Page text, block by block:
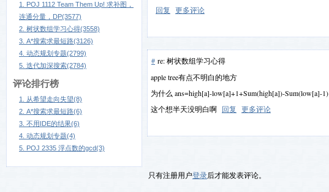
1. POJ 1112 Team Them Up! 求补图，
连通分量，DP(3577)
2. 树状数组学习心得(3558)
3. A*搜索求最短路(3126)
4. 动态规划专题(2799)
5. 迭代加深搜索(2784)
评论排行榜
1. 从希望走向失望(8)
2. A*搜索求最短路(6)
3. 不用IDE的结果(6)
4. 动态规划专题(4)
5. POJ 2335 浮点数的gcd(3)
回复 更多评论
# re: 树状数组学习心得
apple tree有点不明白的地方
为什么 ans=high[a]-low[a]+1+Sum(high[a])-Sum(low[a]-1)
这个想半天没明白啊 回复 更多评论
只有注册用户登录后才能发表评论。